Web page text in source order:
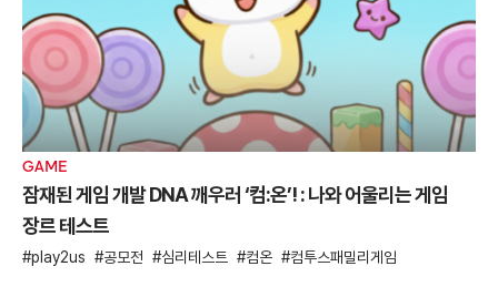
GAME
잠재된 게임 개발 DNA 깨우러 ‘컴:온’! : 나와 어울리는 게임
장르 테스트
play2us 공모전 심리테스트 컴온 컴투스패밀리게임